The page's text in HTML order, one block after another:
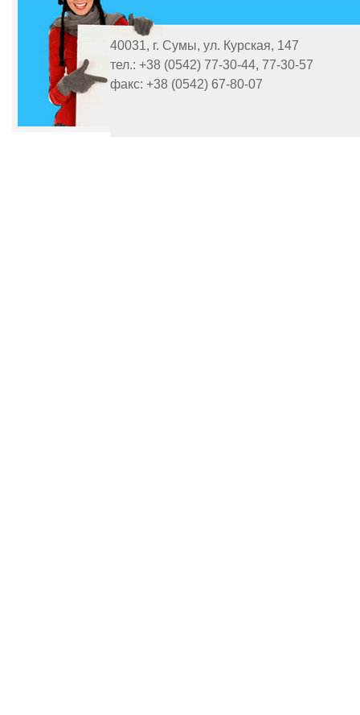
40031, г. Сумы, ул. Курская, 147
тел.: +38 (0542) 77-30-44, 77-30-57
факс: +38 (0542) 67-80-07